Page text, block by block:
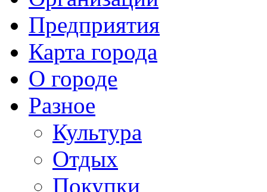
Предприятия
Карта города
О городе
Разное
Культура
Отдых
Покупки